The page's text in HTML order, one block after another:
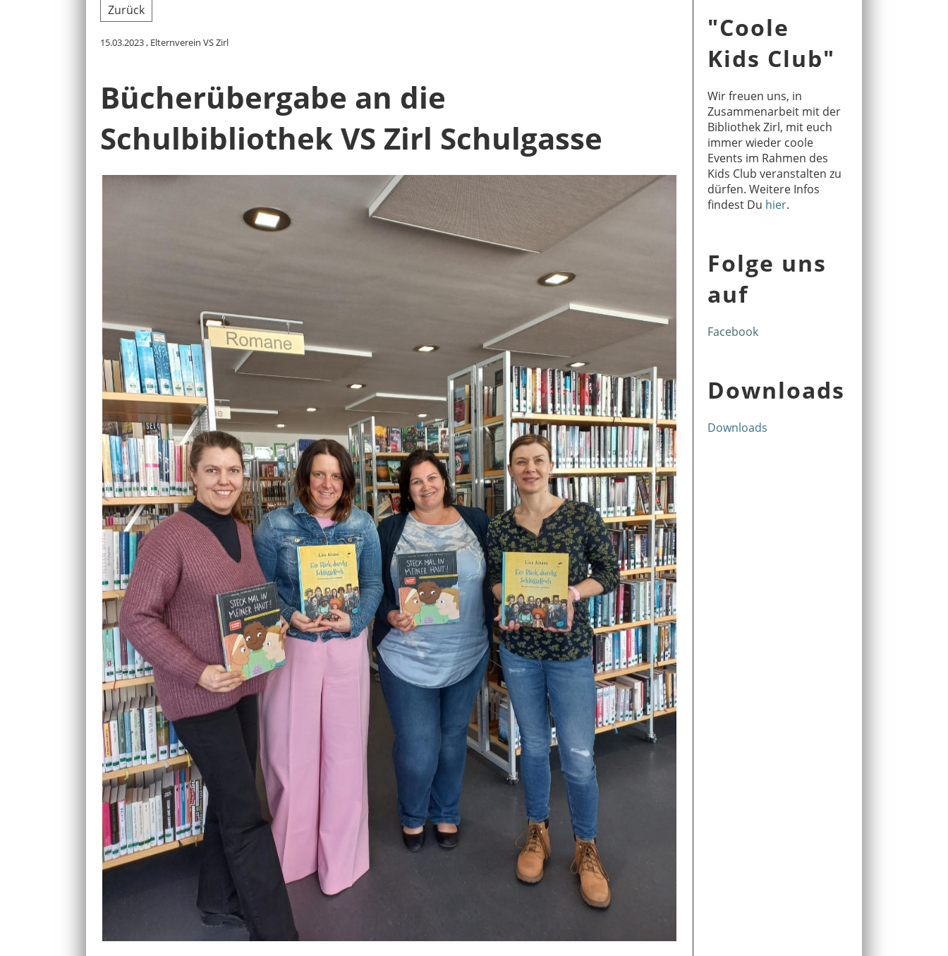
Zurück
15.03.2023, Elternverein VS Zirl
Bücherübergabe an die
Schulbibliothek VS Zirl Schulgasse
"Coole
Kids Club"
Wir freuen uns, in
Zusammenarbeit mit der
Bibliothek Zirl, mit euch
immer wieder coole
Events im Rahmen des
Kids Club veranstalten zu
dürfen. Weitere Infos
findest Du hier.
Folge uns
auf
Facebook
Downloads
Downloads